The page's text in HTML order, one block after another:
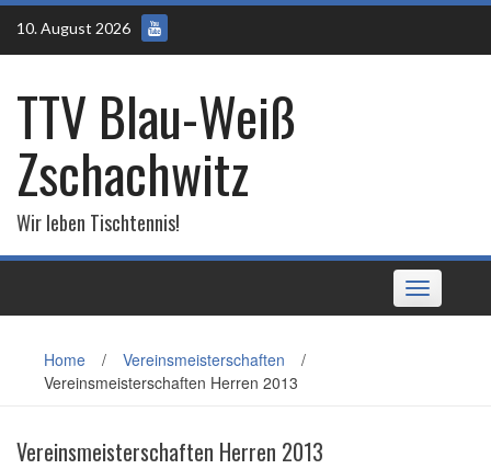
Skip
content
10. August 2026
TTV Blau-Weiß
Zschachwitz
Wir leben Tischtennis!
Toggle
navigation
Home / Vereinsmeisterschaften
/
Vereinsmeisterschaften Herren 2013
Vereinsmeisterschaften Herren 2013